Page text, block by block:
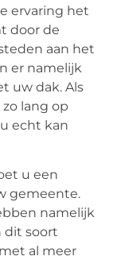
ervaring het
door de
aan het
er namelijk
uw dak. Als
lang op
echt kan
u een
gemeente.
namelijk
dit soort
al meer